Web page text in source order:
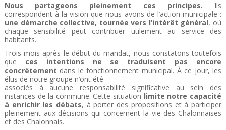
Nous partageons pleinement ces principes. Ils
correspondent à la vision que nous avons de l’action municipale :
une démarche collective, tournée vers l’intérêt général, où
chaque sensibilité peut contribuer utilement au service des
habitants.
Trois mois après le début du mandat, nous constatons toutefois
que ces intentions ne se traduisent pas encore
concrètement dans le fonctionnement municipal. À ce jour, les
élus de notre groupe n’ont été
associés à aucune responsabilité significative au sein des
instances de la commune. Cette situation limite notre capacité
à enrichir les débats, à porter des propositions et à participer
pleinement aux décisions qui concernent la vie des Chalonnaises
et des Chalonnais.